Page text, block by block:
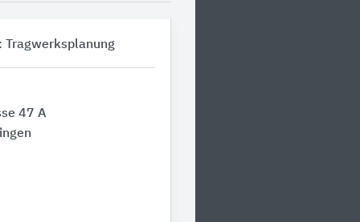
Tragwerksplanung
47 A